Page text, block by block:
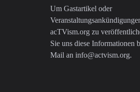
Um Gastartikel oder
acTVism.org zu
Sie uns diese Informationen
Mail an info@actvism.org.